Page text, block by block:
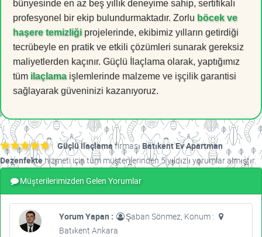
bünyesinde en az beş yıllık deneyime sahip, sertifikalı
profesyonel bir ekip bulundurmaktadır. Zorlu böcek ve
haşere temizliği projelerinde, ekibimiz yılların getirdiği
tecrübeyle en pratik ve etkili çözümleri sunarak gereksiz
maliyetlerden kaçınır. Güçlü İlaçlama olarak, yaptığımız
tüm ilaçlamaişlemlerinde malzeme ve işçilik garantisi
sağlayarak güveninizi kazanıyoruz.
Güçlü İlaçlamafirması Batıkent Ev Apartman
Dezenfekte hizmeti için tüm müşterilerinden 5 yıldızlı yorumlar almıştır.
Müşterilerimizden Gelen Yorumlar
Yorum Yapan :
Şaban Sönmez, Konum :
Batıkent Ankara